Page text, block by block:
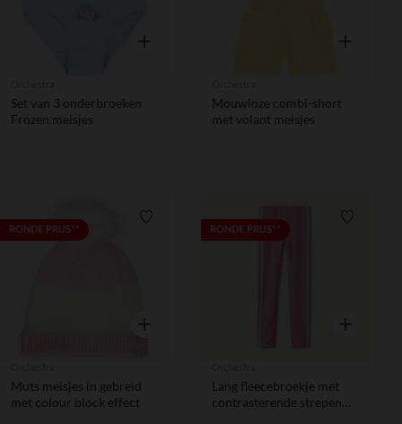
Snel overzicht
Set van 3 onderbroeken
Frozen meisjes
Snel
Mouwloze combi-short
met volant meisjes
RONDE PRIJS** Verlanglijstje.
Snel overzicht
Muts meisjes in gebreid
met colour block effect
RONDE PRIJS**
Snel
Lang fleecebroekje met
contrasterende strepen